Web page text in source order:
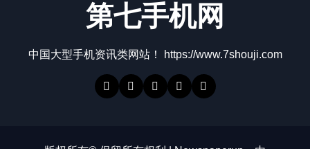
第七手机网
中国大型手机资讯类网站！ https://www.7shouji.com